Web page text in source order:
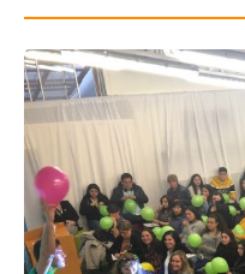
AUDIOS
VIDEOS
GALERIA DE FOTOS
APP MÓVIL